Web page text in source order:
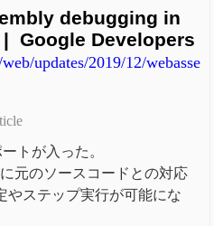
debugging in
Google Developers
updates/2019/12/webasse
トが入った。
元のソースコードとの対応
やステップ実行が可能にな